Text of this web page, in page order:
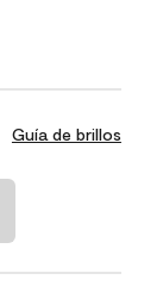
Guía de brillos